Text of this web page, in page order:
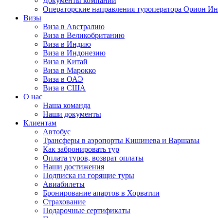
Операторские направления туроператора Орион
Визы
Виза в Австралию
Виза в Великобританию
Виза в Индию
Виза в Индонезию
Виза в Китай
Виза в Марокко
Виза в ОАЭ
Виза в США
О нас
Наша команда
Наши документы
Клиентам
Автобус
Трансферы в аэропорты Кишинева и Варшавы
Как забронировать тур
Оплата туров, возврат оплаты
Наши достижения
Подписка на горящие туры
Авиабилеты
Бронирование апартов в Хорватии
Страхование
Подарочные сертификаты